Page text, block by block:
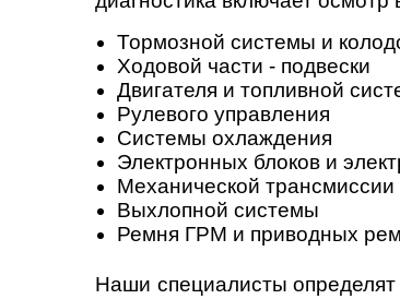
Тормозной системы и
Ходовой части - подвески
Двигателя и топливной
Рулевого управления
Системы охлаждения
Электронных блоков и
Механической
Выхлопной системы
Ремня ГРМ и приводных
Наши специалисты